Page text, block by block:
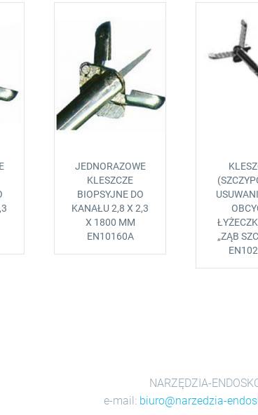
JEDNORAZOWE
KLESZCZE
BIOPSYJNE DO
KANAŁU 2,8 X 2,3
X 1800 MM
EN10160A
„ZĄB
NARZĘDZIA-
e-mail: biuro@narzedzia-